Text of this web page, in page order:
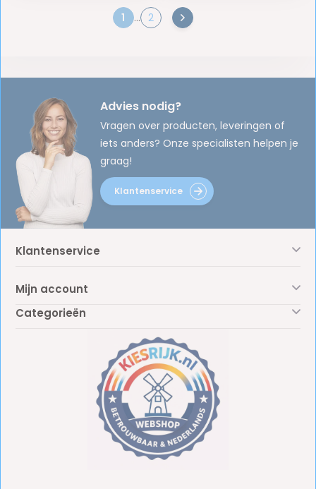
1 ... 2
Advies nodig?
Vragen over producten, leveringen of
iets anders? Onze specialisten helpen je
graag!
Klantenservice
Klantenservice
Mijn account
Categorieën